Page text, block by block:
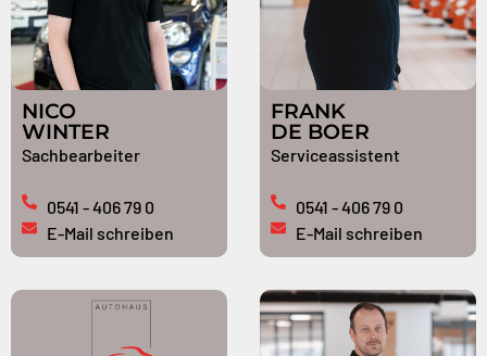
NICO
WINTER
Sachbearbeiter
0541 - 406 79 0
E-Mail schreiben
FRANK
DE BOER
Serviceassistent
0541 - 406 79 0
E-Mail schreiben